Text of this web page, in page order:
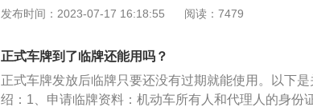
牌。临时牌照是指新购车辆在未正式落户前由公安车管
共有四种，分别是行政辖区内临时号牌、跨行政辖区临
牌、特型机动车临时号牌。
发布时间：2023-07-17 16:18:55 阅读：7479
正式车牌到了临牌还能用吗？
正式车牌发放后临牌只要还没有过期就能使用。以下
绍：1、申请临牌资料：机动车所有人和代理人的身份